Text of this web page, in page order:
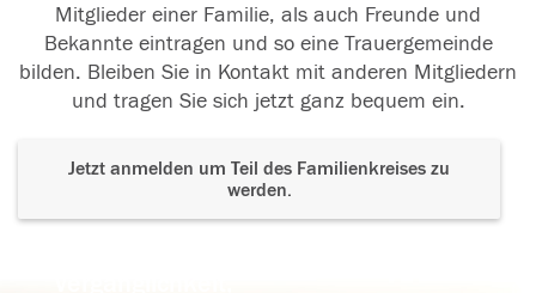
Mitglieder einer Familie, als auch Freunde und
Bekannte eintragen und so eine Trauergemeinde
bilden. Bleiben Sie in Kontakt mit anderen Mitgliedern
und tragen Sie sich jetzt ganz bequem ein.
Jetzt anmelden um Teil des Familienkreises zu
werden.